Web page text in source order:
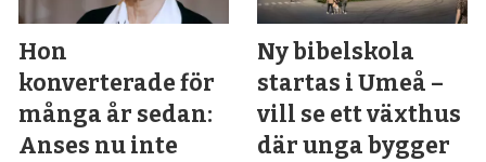
Hon
konverterade för
många år sedan:
Anses nu inte
Ny bibelskola
startas i Umeå –
vill se ett växthus
där unga bygger